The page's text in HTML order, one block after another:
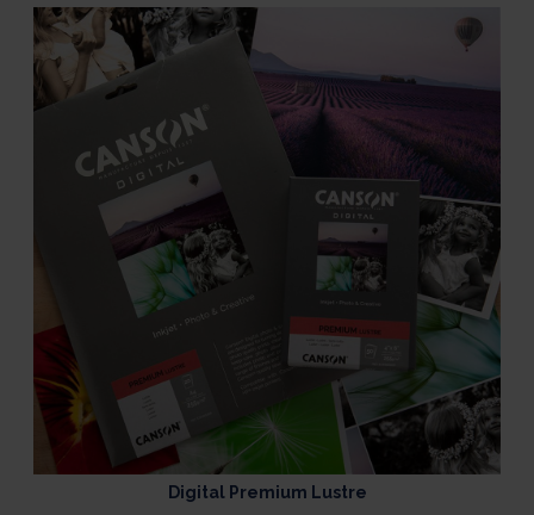
Digital Premium Lustre